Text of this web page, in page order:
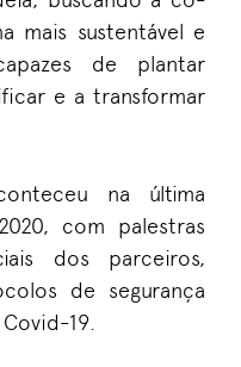
mais sustentável e
de plantar
e a transformar
na última
com palestras
dos parceiros,
de segurança
19.